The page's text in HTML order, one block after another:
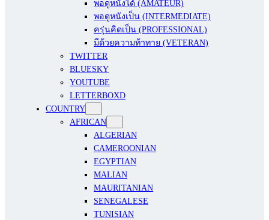
พอดูหนังได้ (AMATEUR)
พอดูหนังเป็น (INTERMEDIATE)
ครุ่นคิดเป็น (PROFESSIONAL)
มีด้วยความท้าทาย (VETERAN)
TWITTER
BLUESKY
YOUTUBE
LETTERBOXD
COUNTRY
AFRICAN
ALGERIAN
CAMEROONIAN
EGYPTIAN
MALIAN
MAURITANIAN
SENEGALESE
TUNISIAN